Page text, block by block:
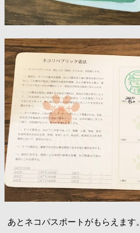
あとネコパスポートがもらえます。